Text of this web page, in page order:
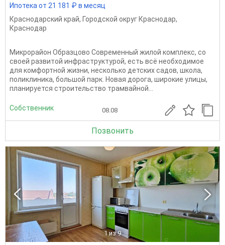
Ипотека от 21 181 ₽ в месяц
Краснодарский край, Городской округ Краснодар,
Краснодар
Микрорайон Образцово Современный жилой комплекс, со
своей развитой инфраструктурой, есть всё необходимое
для комфортной жизни, несколько детских садов, школа,
поликлиника, большой парк. Новая дорога, широкие улицы,
планируется строительство трамвайной...
Собственник 08.08
Позвонить
1 из 9